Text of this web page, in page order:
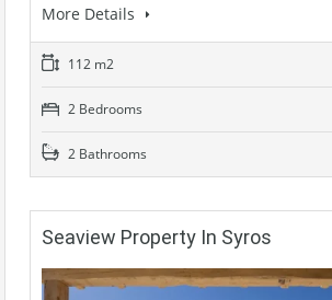
More Details
112 m2
2 Bedrooms
2 Bathrooms
Seaview Property In Syros